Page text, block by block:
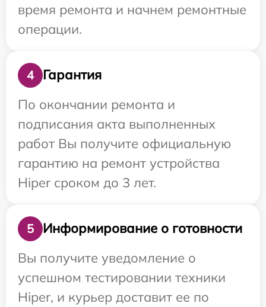
время ремонта и начнем ремонтные
операции.
4
Гарантия
По окончании ремонта и
подписания акта выполненных
работ Вы получите официальную
гарантию на ремонт устройства
Hiper сроком до 3 лет.
5
Информирование о готовности
Вы получите уведомление о
успешном тестировании техники
Hiper, и курьер доставит ее по